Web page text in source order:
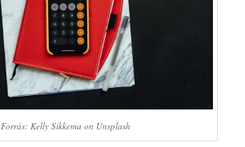
Forrás: Kelly Sikkema on Unsplash